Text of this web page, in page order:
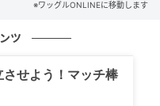
えてしまうとアウト
で、右に大きく曲が
※ワッグルONLINEに移動します
ツ
せよう！マッチ棒